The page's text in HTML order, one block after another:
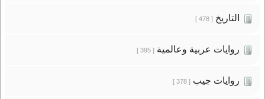
التاريخ[ 478 ]
روايات عربية وعالمية[ 395 ]
روايات جيب[ 378 ]